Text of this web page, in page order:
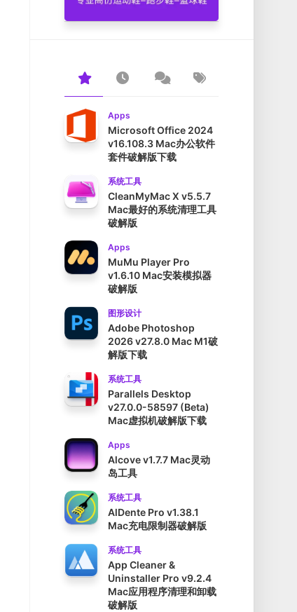
Apps
Microsoft Office 2024
v16.108.3 Mac办公软件
套件破解版下载
系统工具
CleanMyMac X v5.5.7
Mac最好的系统清理工具
破解版
Apps
MuMu Player Pro
v1.6.10 Mac安装模拟器
破解版
图形设计
Adobe Photoshop
2026 v27.8.0 Mac M1破
解版下载
系统工具
Parallels Desktop
v27.0.0-58597 (Beta)
Mac虚拟机破解版下载
Apps
Alcove v1.7.7 Mac灵动
岛工具
系统工具
AlDente Pro v1.38.1
Mac充电限制器破解版
系统工具
App Cleaner &
Uninstaller Pro v9.2.4
Mac应用程序清理和卸载
破解版